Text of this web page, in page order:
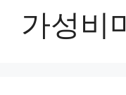
가성비